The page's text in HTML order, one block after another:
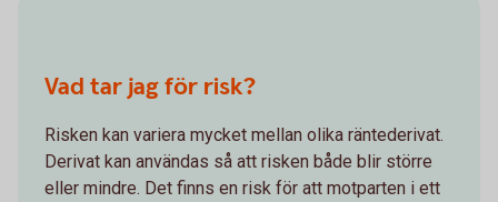
Vad tar jag för risk?
Risken kan variera mycket mellan olika räntederivat.
Derivat kan användas så att risken både blir större
eller mindre. Det finns en risk för att motparten i ett